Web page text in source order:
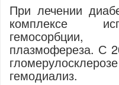
При лечении
комплексе
гемосорбции,
плазмофереза. С
гемодиализ.